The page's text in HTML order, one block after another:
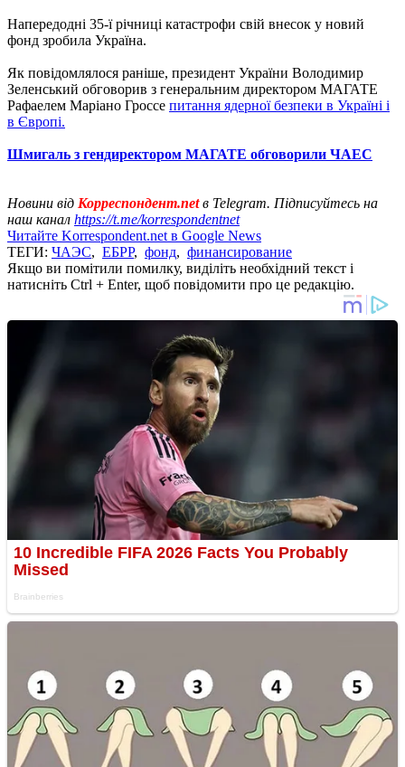
Напередодні 35-ї річниці катастрофи свій внесок у новий
фонд зробила Україна.
Як повідомлялося раніше, президент України Володимир
Зеленський обговорив з генеральним директором МАГАТЕ
Рафаелем Маріано Гроссе питання ядерної безпеки в Україні і
в Європі.
Шмигаль з гендиректором МАГАТЕ обговорили ЧАЕС
Новини від Корреспондент.netв Telegram. Підписуйтесь на
наш канал https://t.me/korrespondentnet
Читайте Korrespondent.net в Google News
ТЕГИ: ЧАЭС, ЕБРР, фонд, финансирование
Якщо ви помітили помилку, виділіть необхідний текст і
натисніть Ctrl + Enter, щоб повідомити про це редакцію.